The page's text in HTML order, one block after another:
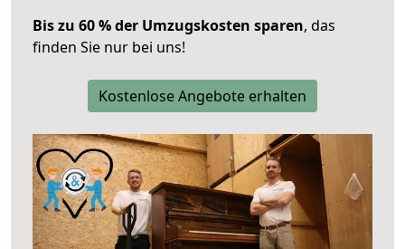
Bis zu 60 % der Umzugskosten sparen, das
finden Sie nur bei uns!
Kostenlose Angebote erhalten